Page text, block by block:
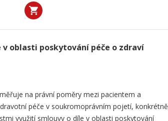
v oblasti poskytování péče o zdraví
na právní poměry mezi pacientem a
péče v soukromoprávním pojetí, konkrétně
využití smlouvy o díle v oblasti poskytování